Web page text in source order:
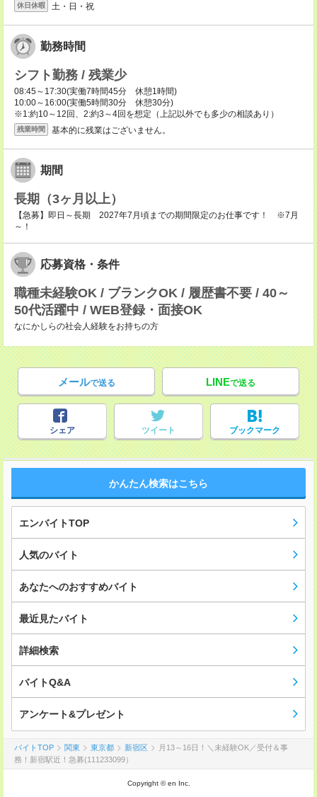
休日休暇 土・日・祝
勤務時間
シフト勤務 / 残業少
08:45～17:30(実働7時間45分 休憩1時間)
10:00～16:00(実働5時間30分 休憩30分)
※1:約10～12回、2:約3～4回を想定（上記以外でも多少の相談あり）
残業時間 基本的に残業はございません。
期間
長期（3ヶ月以上）
【急募】即日～長期 2027年7月頃までの期間限定のお仕事です！ ※7月
～！
応募資格・条件
職種未経験OK / ブランクOK / 履歴書不要 / 40～
50代活躍中 / WEB登録・面接OK
なにかしらの社会人経験をお持ちの方
メールで送る LINEで送る
シェア ツイート ブックマーク
かんたん検索はこちら
エンバイトTOP
人気のバイト
あなたへのおすすめバイト
最近見たバイト
詳細検索
バイトQ&A
アンケート&プレゼント
バイトTOP 関東 東京都 新宿区
月13～16日！＼未経験OK／受付＆事
務！新宿駅近！急募(111233099）
Copyright © en Inc.